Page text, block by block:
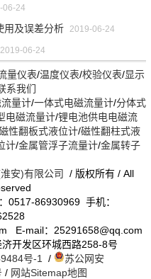
06-24
用及误差分析 2019-06-24
2019-06-24
量仪表/温度仪表/校验仪表/显示
系我们
量计/一体式电磁流量计/分体式
电磁流量计/锂电池供电电磁流
性翻板式液位计/磁性翻柱式液
计/金属管浮子流量计/金属转子
安)有限公司 / 版权所有 / All
0517-86930969 手机：
E-mail：25291658@qq.com
开发区环城西路258-8号
号-1
/
苏公网安
/ 网站Sitemap地图